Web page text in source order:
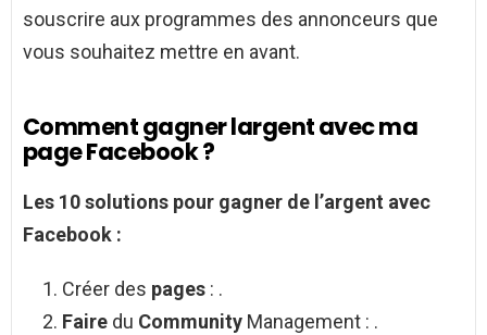
souscrire aux programmes des annonceurs que
vous souhaitez mettre en avant.
Comment gagner largent avec ma
page Facebook ?
Les 10 solutions pour gagner de l’argent avec
Facebook :
Créer des pages : .
Faire du Community Management : .